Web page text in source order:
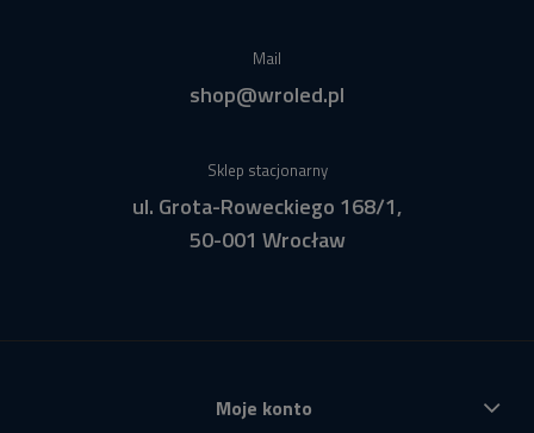
Mail
shop@wroled.pl
Sklep stacjonarny
ul. Grota-Roweckiego 168/1,
50-001 Wrocław
Moje konto